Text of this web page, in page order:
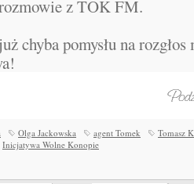
z TOK FM.
chyba pomysłu na
Olga Jackowska agent Tomek
Tomasz
Inicjatywa Wolne Konopie